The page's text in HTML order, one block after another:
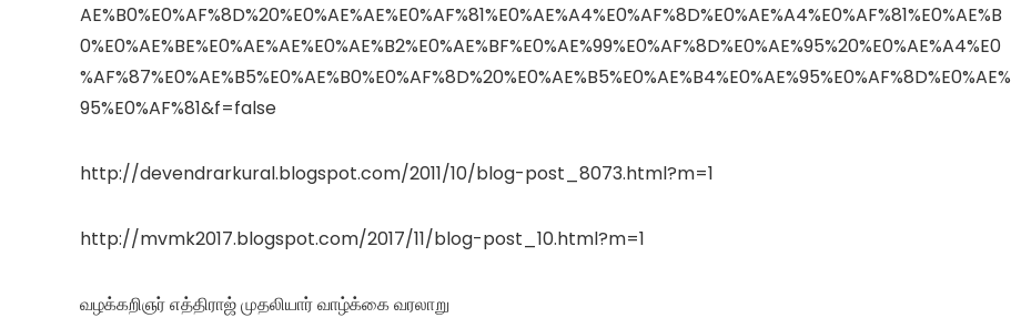
AE%B0%E0%AF%8D%20%E0%AE%AE%E0%AF%81%E0%AE%A4%E0%AF%8D%E0%AE%A4%E0%AF%81%E0%AE%B
0%E0%AE%BE%E0%AE%AE%E0%AE%B2%E0%AE%BF%E0%AE%99%E0%AF%8D%E0%AE%95%20%E0%AE%A4%E0
%AF%87%E0%AE%B5%E0%AE%B0%E0%AF%8D%20%E0%AE%B5%E0%AE%B4%E0%AE%95%E0%AF%8D%E0%AE%
95%E0%AF%81&f=false
http://devendrarkural.blogspot.com/2011/10/blog-post_8073.html?m=1
http://mvmk2017.blogspot.com/2017/11/blog-post_10.html?m=1
வழக்கறிஞர் எத்திராஜ் முதலியார் வாழ்க்கை வரலாறு